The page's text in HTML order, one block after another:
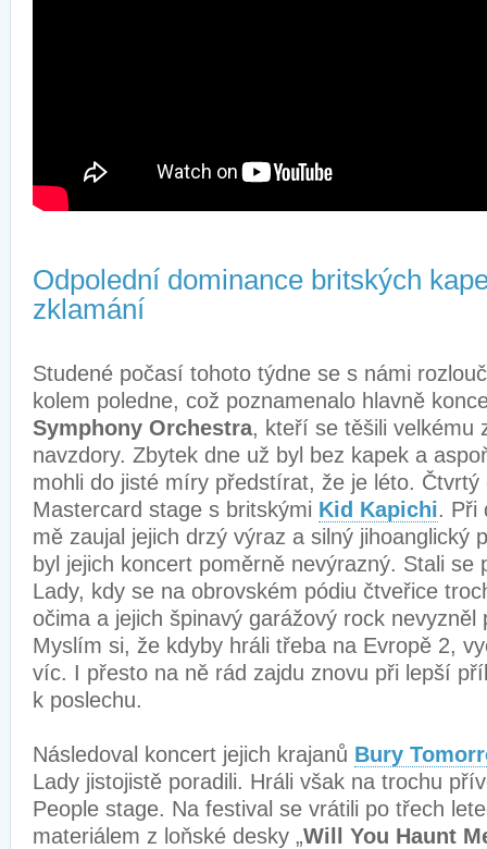
Odpolední dominance britských
zklamání
Studené počasí tohoto týdne se s námi
kolem poledne, což poznamenalo hlavně
Symphony Orchestra, kteří se těšili velkému
navzdory. Zbytek dne už byl bez kapek a
mohli do jisté míry předstírat, že je léto. Čtvrtý
Mastercard stage s britskými Kid Kapichi. Při
mě zaujal jejich drzý výraz a silný jihoanglický
byl jejich koncert poměrně nevýrazný. Stali se
Lady, kdy se na obrovském pódiu čtveřice
očima a jejich špinavý garážový rock nevyzněl
Myslím si, že kdyby hráli třeba na Evropě 2,
víc. I přesto na ně rád zajdu znovu při lepší
k poslechu.
Následoval koncert jejich krajanů Bury
Lady jistojistě poradili. Hráli však na trochu
People stage. Na festival se vrátili po třech
materiálem z loňské desky „Will You Haunt